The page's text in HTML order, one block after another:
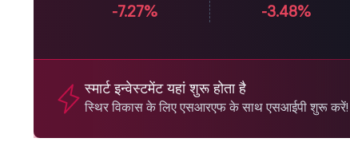
-7.27% -3.48%
स्मार्ट इन्वेस्टमेंट यहां शुरू होता है
स्थिर विकास के लिए एसआरएफ के साथ एसआईपी शुरू करें!